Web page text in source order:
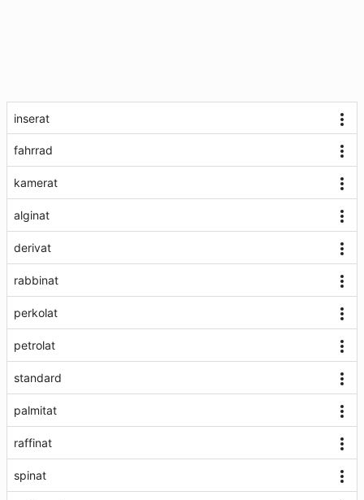
inserat
fahrrad
kamerat
alginat
derivat
rabbinat
perkolat
petrolat
standard
palmitat
raffinat
spinat